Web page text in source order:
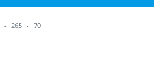
265 70